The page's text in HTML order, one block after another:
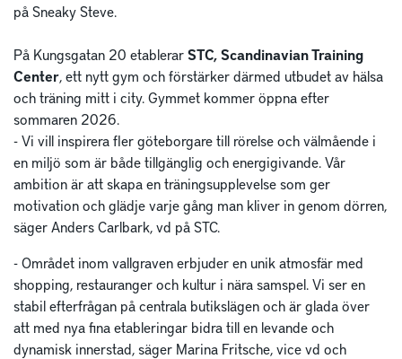
på Sneaky Steve.
På Kungsgatan 20 etablerarSTC, Scandinavian Training
Center, ett nytt gym och förstärker därmed utbudet av hälsa
och träning mitt i city. Gymmet kommer öppna efter
sommaren 2026.
- Vi vill inspirera fler göteborgare till rörelse och välmående i
en miljö som är både tillgänglig och energigivande. Vår
ambition är att skapa en träningsupplevelse som ger
motivation och glädje varje gång man kliver in genom dörren,
säger Anders Carlbark, vd på STC.
- Området inom vallgraven erbjuder en unik atmosfär med
shopping, restauranger och kultur i nära samspel. Vi ser en
stabil efterfrågan på centrala butikslägen och är glada över
att med nya fina etableringar bidra till en levande och
dynamisk innerstad, säger Marina Fritsche, vice vd och